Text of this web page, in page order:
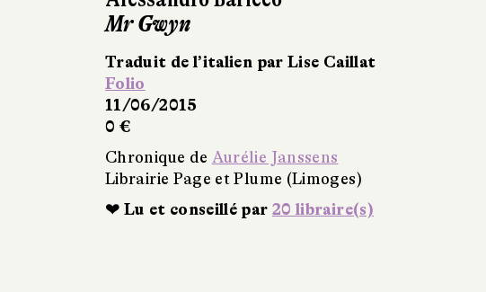
Mr Gwyn
Traduit de l’italien par Lise Caillat
Folio
11/06/2015
0 €
Chronique de Aurélie Janssens
Librairie Page et Plume (Limoges)
❤ Lu et conseillé par 20 libraire(s)